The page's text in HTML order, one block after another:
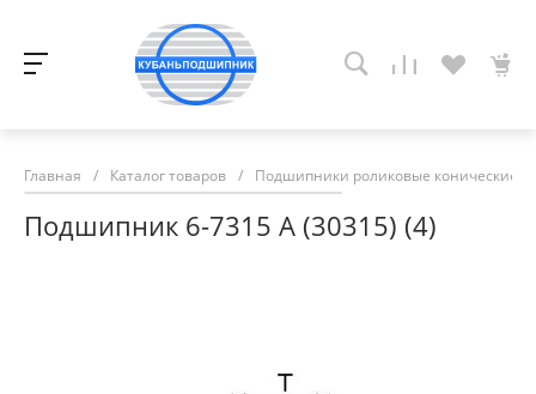
Главная / Каталог товаров / Подшипники роликовые конические
Подшипник 6-7315 А (30315) (4)